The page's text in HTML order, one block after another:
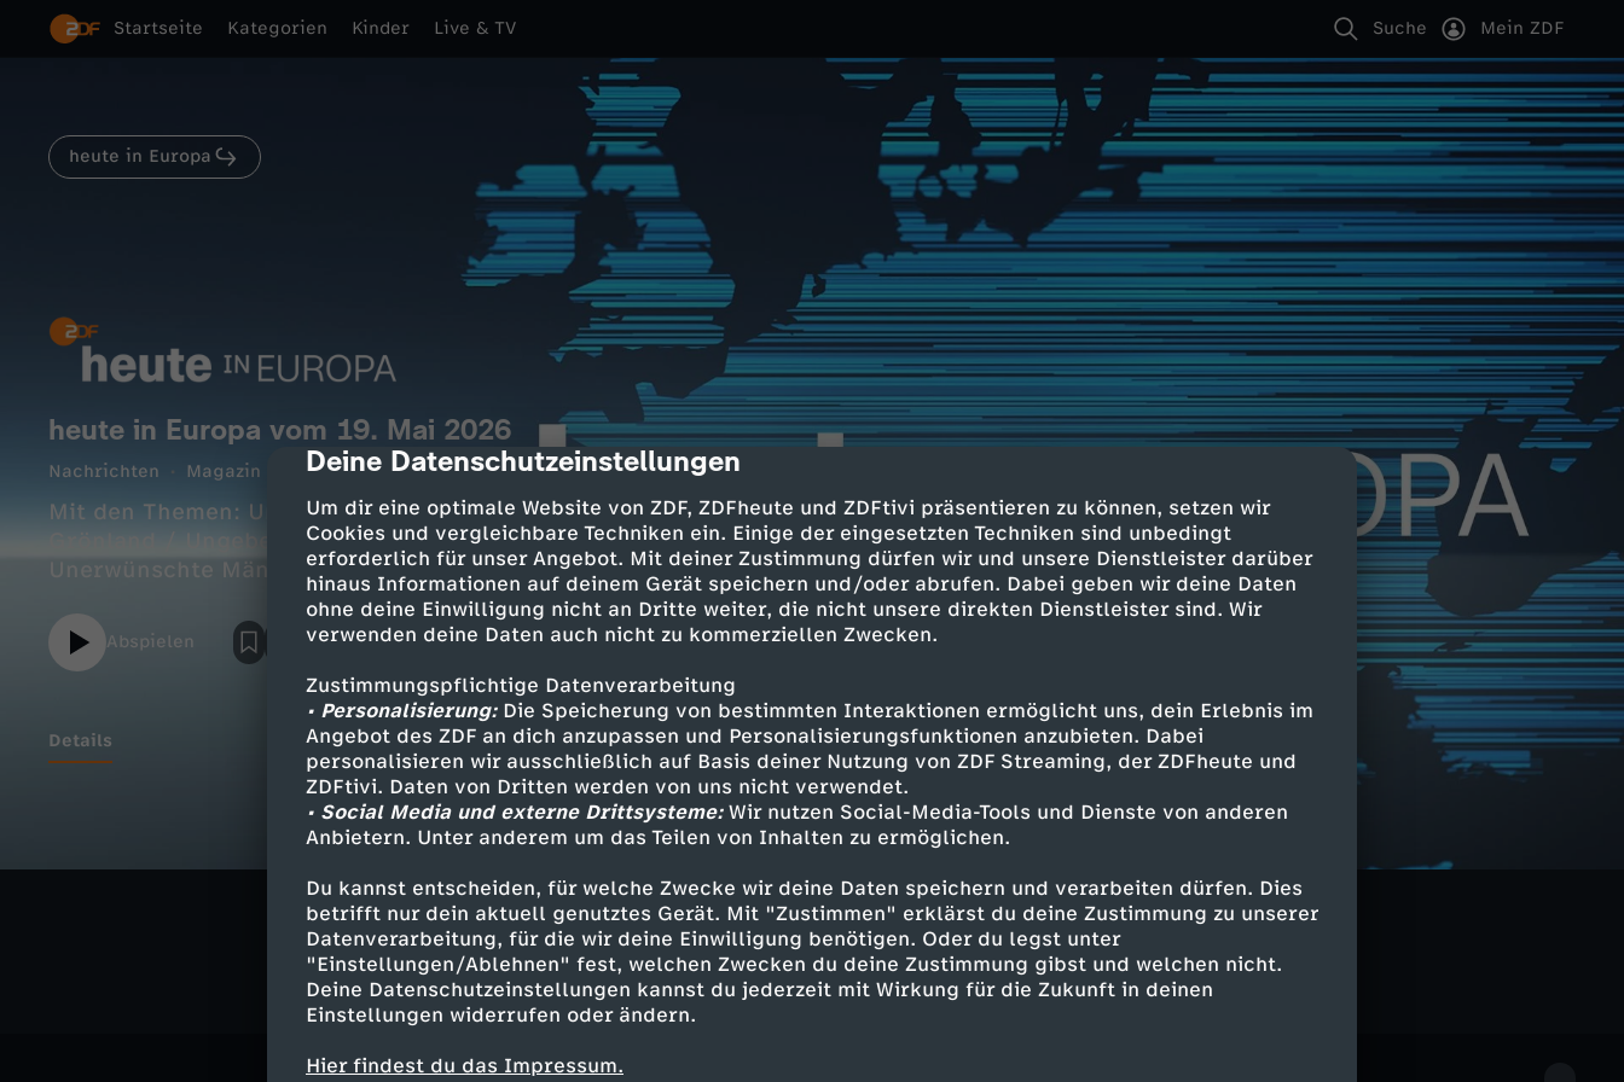
cmp-dialog-description
Deine Datenschutzeinstellungen
Um dir eine optimale Website von ZDF, ZDFheute und ZDFtivi präsentieren zu können, setzen wir
Cookies und vergleichbare Techniken ein. Einige der eingesetzten Techniken sind unbedingt
erforderlich für unser Angebot. Mit deiner Zustimmung dürfen wir und unsere Dienstleister darüber
hinaus Informationen auf deinem Gerät speichern und/oder abrufen. Dabei geben wir deine Daten
ohne deine Einwilligung nicht an Dritte weiter, die nicht unsere direkten Dienstleister sind. Wir
verwenden deine Daten auch nicht zu kommerziellen Zwecken.
Zustimmungspflichtige Datenverarbeitung
• Personalisierung:Die Speicherung von bestimmten Interaktionen ermöglicht uns, dein Erlebnis im
Angebot des ZDF an dich anzupassen und Personalisierungsfunktionen anzubieten. Dabei
personalisieren wir ausschließlich auf Basis deiner Nutzung von ZDF Streaming, der ZDFheute und
ZDFtivi. Daten von Dritten werden von uns nicht verwendet.
• Social Media und externe Drittsysteme:Wir nutzen Social-Media-Tools und Dienste von anderen
Anbietern. Unter anderem um das Teilen von Inhalten zu ermöglichen.
Du kannst entscheiden, für welche Zwecke wir deine Daten speichern und verarbeiten dürfen. Dies
betrifft nur dein aktuell genutztes Gerät. Mit "Zustimmen" erklärst du deine Zustimmung zu unserer
Datenverarbeitung, für die wir deine Einwilligung benötigen. Oder du legst unter
"Einstellungen/Ablehnen" fest, welchen Zwecken du deine Zustimmung gibst und welchen nicht.
Deine Datenschutzeinstellungen kannst du jederzeit mit Wirkung für die Zukunft in deinen
Einstellungen widerrufen oder ändern.
Hier findest du das Impressum.
Startseite Kategorien Kinder Live & TV Suche Mein ZDF
heute in Europa
heute in Europa vom 19. Mai 2026
Nachrichten Magazin hintergründig 15 Min. 19.05.2026 ZDF
Mit den Themen: Ungebetener Gast - US-Sondergesandter besucht
Grönland / Ungebetener Einsatz - Grenzkontrollen nerven Niederländer /
Unerwünschte Männlichkeit - Manosphere-Ausstellung in Amsterdam
Abspielen
Details
Nachrichten Magazin hintergründig heute in Europa